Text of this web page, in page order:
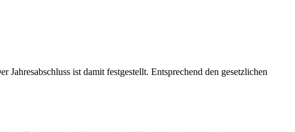
ist damit festgestellt. Entsprechend den gesetzlichen